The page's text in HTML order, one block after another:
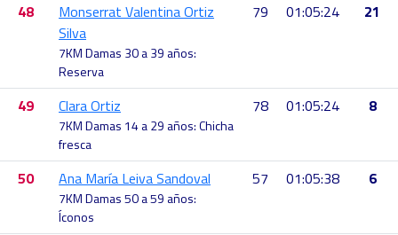
48
Monserrat Valentina Ortiz
Silva
7KM Damas 30 a 39 años:
Reserva
79 01:05:24 21
49 Clara Ortiz
7KM Damas 14 a 29 años: Chicha
fresca
78 01:05:24 8
50 Ana María Leiva Sandoval
7KM Damas 50 a 59 años:
Íconos
57 01:05:38 6